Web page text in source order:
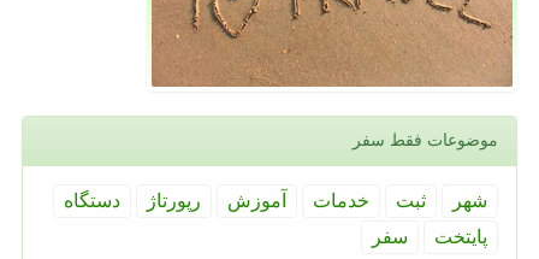
موضوعات فقط سفر
شهر ثبت خدمات آموزش رپورتاژ
دستگاه
پایتخت
سفر